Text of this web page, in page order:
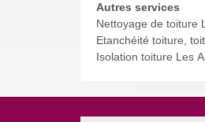
Autres services
Nettoyage de toiture
Etanchéité toiture,
Isolation toiture Les